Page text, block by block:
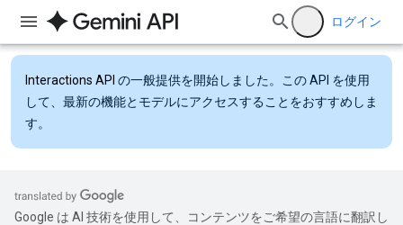
ログイン
Interactions API の一般提供を開始しました。この API を使用
して、最新の機能とモデルにアクセスすることをおすすめしま
す。
Google は AI 技術を使用して、コンテンツをご希望の言語に翻訳し